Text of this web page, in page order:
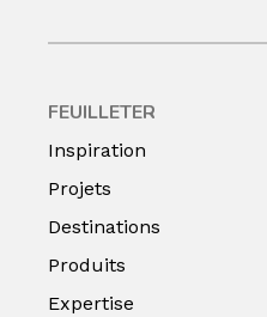
FEUILLETER
Inspiration
Projets
Destinations
Produits
Expertise